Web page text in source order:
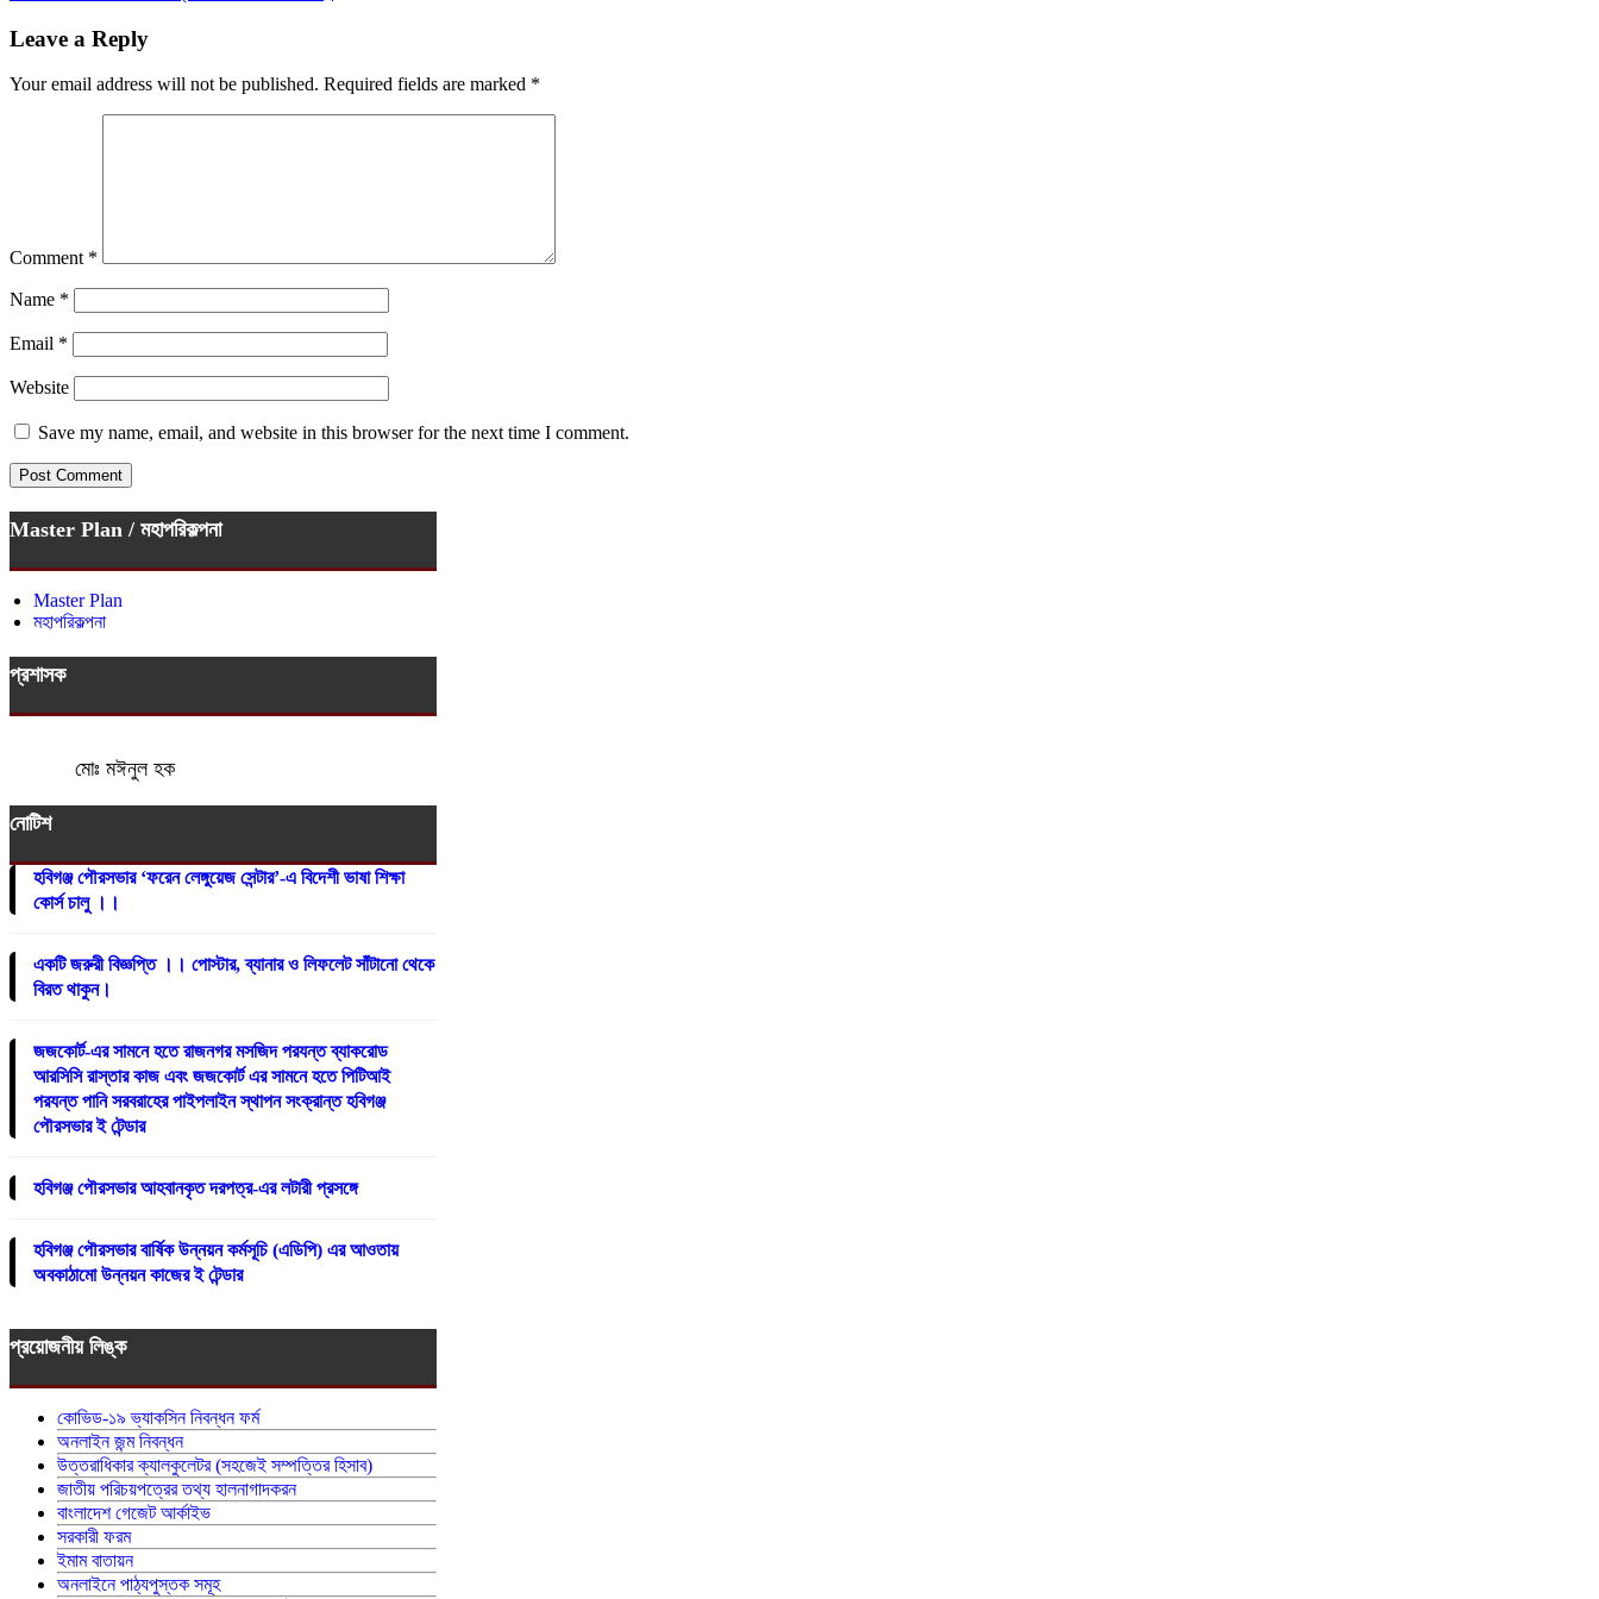
navigation
Leave a Reply
Your email address will not be published. Required fields are marked *
Comment *
Name *
Email *
Website
Save my name, email, and website in this browser for the next time I comment.
Master Plan / মহাপরিকল্পনা
Master Plan
মহাপরিকল্পনা
প্রশাসক
মোঃ মঈনুল হক
নোটিশ
হবিগঞ্জ পৌরসভার ‘ফরেন লেঙ্গুয়েজ সেন্টার’-এ বিদেশী ভাষা শিক্ষা
কোর্স চালু ।।
একটি জরুরী বিজ্ঞপ্তি ।। পোস্টার, ব্যানার ও লিফলেট সাঁটানো থেকে
বিরত থাকুন।
জজকোর্ট-এর সামনে হতে রাজনগর মসজিদ পরযন্ত ব্যাকরোড
আরসিসি রাস্তার কাজ এবং জজকোর্ট এর সামনে হতে পিটিআই
পরযন্ত পানি সরবরাহের পাইপলাইন স্থাপন সংক্রান্ত হবিগঞ্জ
পৌরসভার ই টেন্ডার
হবিগঞ্জ পৌরসভার আহবানকৃত দরপত্র-এর লটারী প্রসঙ্গে
হবিগঞ্জ পৌরসভার বার্ষিক উন্নয়ন কর্মসূচি (এডিপি) এর আওতায়
অবকাঠামো উন্নয়ন কাজের ই টেন্ডার
প্রয়োজনীয় লিঙ্ক
কোভিড-১৯ ভ্যাকসিন নিবন্ধন ফর্ম
অনলাইন জন্ম নিবন্ধন
উত্তরাধিকার ক্যালকুলেটর (সহজেই সম্পত্তির হিসাব)
জাতীয় পরিচয়পত্রের তথ্য হালনাগাদকরন
বাংলাদেশ গেজেট আর্কাইভ
সরকারী ফরম
ইমাম বাতায়ন
অনলাইনে পাঠ্যপুস্তক সমূহ